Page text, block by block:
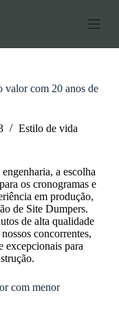
valor com 20 anos de
Estilo de vida
a escolha
os cronogramas e
em produção,
de Site Dumpers.
de alta qualidade
concorrentes,
excepcionais para
com menor